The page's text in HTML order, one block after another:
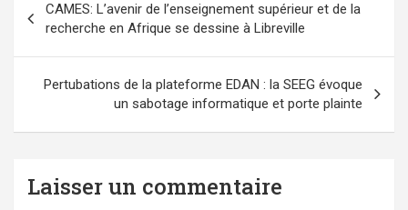
de
l’article
CAMES: L’avenir de l’enseignement supérieur et de la
recherche en Afrique se dessine à Libreville
Pertubations de la plateforme EDAN : la SEEG évoque
un sabotage informatique et porte plainte
Laisser un commentaire